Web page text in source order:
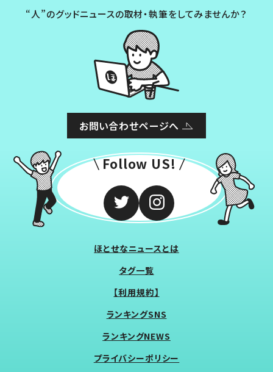
“人”のグッドニュースの取材・執筆をしてみませんか？
お問い合わせページへ
Follow US!
ほとせなニュースとは
タグ一覧
【利用規約】
ランキングSNS
ランキングNEWS
プライバシーポリシー